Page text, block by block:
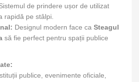
de prindere ușor de utilizat
rapidă pe stâlpi.
Designul modern face ca Steagul
să fie perfect pentru spații publice
publice, evenimente oficiale,